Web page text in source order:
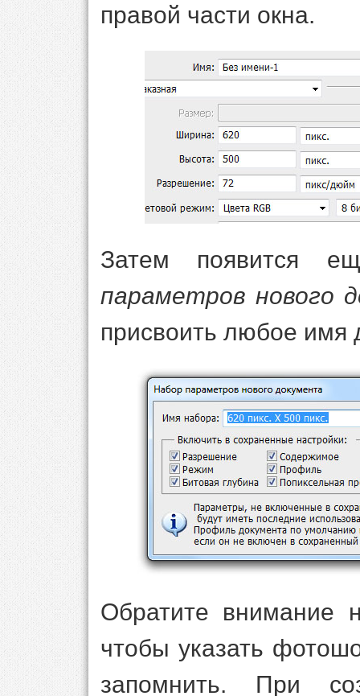
правой части окна.
Затем
параметров нового
присвоить любое имя
Обратите внимание
чтобы указать
запомнить. При